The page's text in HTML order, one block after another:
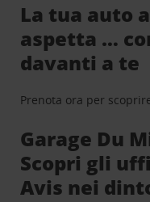
La tua auto
aspetta …
davanti a te
Prenota ora per
Garage Du
Scopri gli
Avis nei